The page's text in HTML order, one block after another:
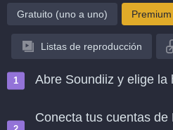
Gratuito (uno a uno)
Listas de reproducción
Abre Soundiiz y elige la
Conecta tus cuentas de